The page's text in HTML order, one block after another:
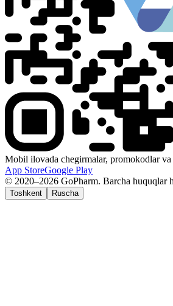
Mobil ilovada chegirmalar, promokodlar va
App StoreGoogle Play
© 2020–2026 GoPharm. Barcha huquqlar
Toshkent Ruscha